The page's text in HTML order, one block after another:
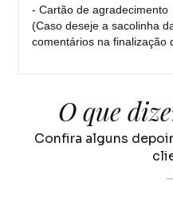
- Cartão de agradecimento
(Caso deseje a sacolinha
comentários na finalização
O que
Confira alguns